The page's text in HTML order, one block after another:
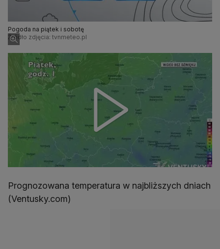
Pogoda na piątek i sobotę
Źródło zdjęcia: tvnmeteo.pl
Prognozowana temperatura w najbliższych dniach
(Ventusky.com)